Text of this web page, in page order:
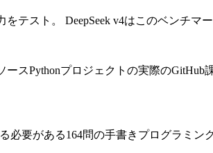
テスト。
DeepSeek v4はこのベンチマ
スPythonプロジェクトの実際のGitHub
必要がある164問の手書きプログラミン